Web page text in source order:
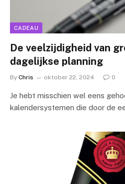
CADEAU
De veelzijdigheid van
dagelijkse planning
By Chris oktober 22, 2024 0
Je hebt misschien wel eens
kalendersystemen die door de